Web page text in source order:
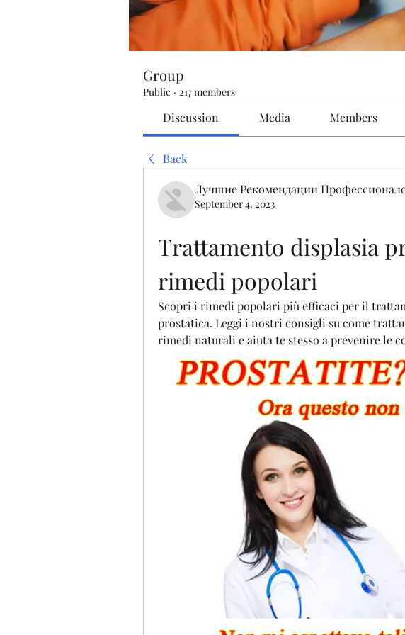
Group
Public · 217 members
Discussion Media Members
Back
Лучшие Рекомендации
September 4, 2023
Trattamento displasia
rimedi popolari
Scopri i rimedi popolari più efficaci per il
prostatica. Leggi i nostri consigli su come
rimedi naturali e aiuta te stesso a prevenire le